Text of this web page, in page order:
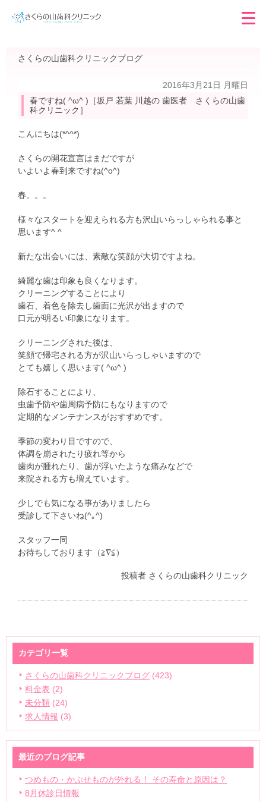
さくらの山歯科クリニックブログ
2016年3月21日 月曜日
春ですね( ^ω^ )［坂戸 若葉 川越の 歯医者 さくらの山歯
科クリニック］
こんにちは(*^^*)
さくらの開花宣言はまだですが
いよいよ春到来ですね(^o^)
春。。。
様々なスタートを迎えられる方も沢山いらっしゃられる事と
思います^ ^
新たな出会いには、素敵な笑顔が大切ですよね。
綺麗な歯は印象も良くなります。
クリーニングすることにより
歯石、着色を除去し歯面に光沢が出ますので
口元が明るい印象になります。
クリーニングされた後は、
笑顔で帰宅される方が沢山いらっしゃいますので
とても嬉しく思います( ^ω^ )
除石することにより、
虫歯予防や歯周病予防にもなりますので
定期的なメンテナンスがおすすめです。
季節の変わり目ですので、
体調を崩されたり疲れ等から
歯肉が腫れたり、歯が浮いたような痛みなどで
来院される方も増えています。
少しでも気になる事がありましたら
受診して下さいね(^｡^)
スタッフ一同
お待ちしております（≧∇≦）
投稿者 さくらの山歯科クリニック
カテゴリ一覧
さくらの山歯科クリニックブログ (423)
料金表 (2)
未分類 (24)
求人情報 (3)
最近のブログ記事
つめもの・かぶせものが外れる！ その寿命と原因は？
8月休診日情報